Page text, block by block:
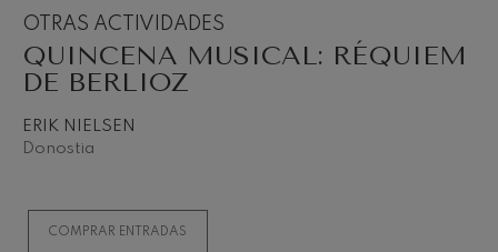
OTRAS ACTIVIDADES
QUINCENA MUSICAL: RÉQUIEM
DE BERLIOZ
ERIK NIELSEN
Donostia
COMPRAR ENTRADAS